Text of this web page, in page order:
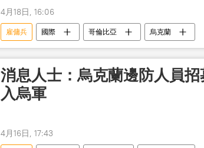
4月18日, 16:06
雇傭兵 國際 哥倫比亞 烏克蘭
消息人士：烏克蘭邊防人員
入烏軍
4月16日, 17:43